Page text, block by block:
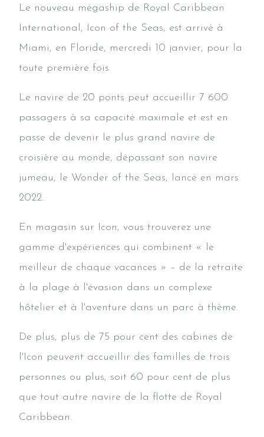
Le nouveau mégaship de Royal Caribbean
International, Icon of the Seas, est arrivé à
Miami, en Floride, mercredi 10 janvier, pour la
toute première fois.
Le navire de 20 ponts peut accueillir 7 600
passagers à sa capacité maximale et est en
passe de devenir le plus grand navire de
croisière au monde, dépassant son navire
jumeau, le Wonder of the Seas, lancé en mars
2022.
En magasin sur Icon, vous trouverez une
gamme d'expériences qui combinent « le
meilleur de chaque vacances » – de la retraite
à la plage à l'évasion dans un complexe
hôtelier et à l'aventure dans un parc à thème.
De plus, plus de 75 pour cent des cabines de
l'Icon peuvent accueillir des familles de trois
personnes ou plus, soit 60 pour cent de plus
que tout autre navire de la flotte de Royal
Caribbean.